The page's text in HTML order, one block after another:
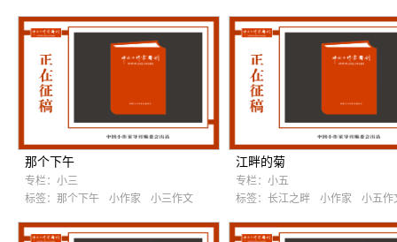
那个下午
专栏： 小三
标签： 那个下午 小作家 小三作文
江畔的菊
专栏： 小五
标签： 长江之畔 小作家 小五作